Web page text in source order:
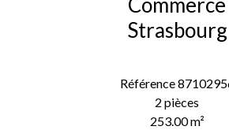
Strasbourg
Référence
2 pièces
253.00m²